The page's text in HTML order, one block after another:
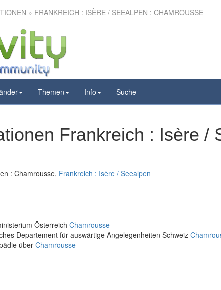
» FRANKREICH : ISÈRE / SEEALPEN : CHAMROUSSE
Themen Info Suche
Frankreich : Isère /
: Chamrousse, Frankreich : Isère / Seealpen
Österreich Chamrousse
Departement für auswärtige Angelegenheiten Schweiz
über Chamrousse